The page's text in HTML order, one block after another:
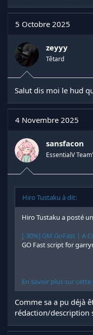
5 Octobre 2025
zeyyy
Têtard
Salut dis moi le hud
4 Novembre 2025
sansfacon
EssentialV
Hiro Tustaku à dit:
Hiro Tustaku a posté
[-30%] GM GoFast | A
GO Fast script for
En savoir plus sur cette
Comme sa a pu déjà
rédaction/description